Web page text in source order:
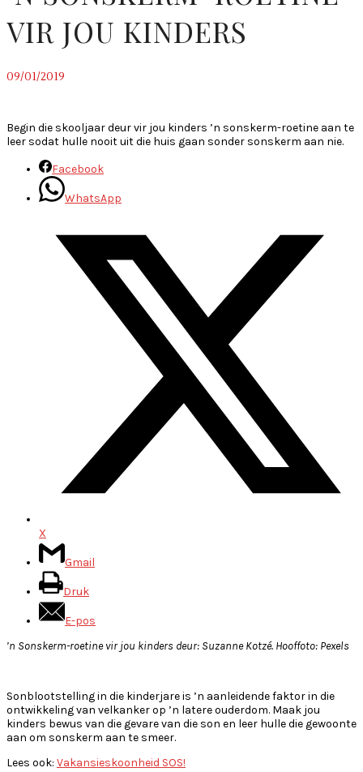
VIR JOU KINDERS
09/01/2019
Begin die skooljaar deur vir jou kinders ’n sonskerm-roetine aan te
leer sodat hulle nooit uit die huis gaan sonder sonskerm aan nie.
Facebook
WhatsApp
X
Gmail
Druk
E-pos
’n Sonskerm-roetine vir jou kinders deur: Suzanne Kotzé. Hooffoto: Pexels
Sonblootstelling in die kinderjare is ’n aanleidende faktor in die
ontwikkeling van velkanker op ’n latere ouderdom. Maak jou
kinders bewus van die gevare van die son en leer hulle die gewoonte
aan om sonskerm aan te smeer.
Lees ook: Vakansieskoonheid SOS!